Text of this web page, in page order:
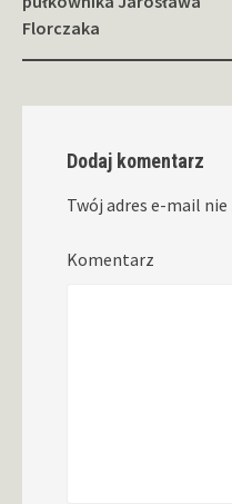
Florczaka
Dodaj komentarz
Twój adres e-mail
Komentarz